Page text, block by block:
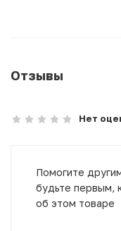
Отзывы
Нет
Помогите
будьте первым,
об этом товаре